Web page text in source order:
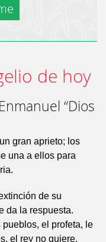
de hoy
“Dios
gran aprieto; los
una a ellos para
de su
da la respuesta.
el profeta, le
el rey no quiere,